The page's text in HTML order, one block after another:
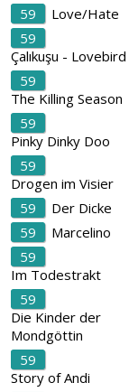
59
Love/Hate
59
Çalıkuşu - Lovebird
59
The Killing Season
59
Pinky Dinky Doo
59
Drogen im Visier
59
Der Dicke
59
Marcelino
59
Im Todestrakt
59
Die Kinder der
Mondgöttin
59
Story of Andi